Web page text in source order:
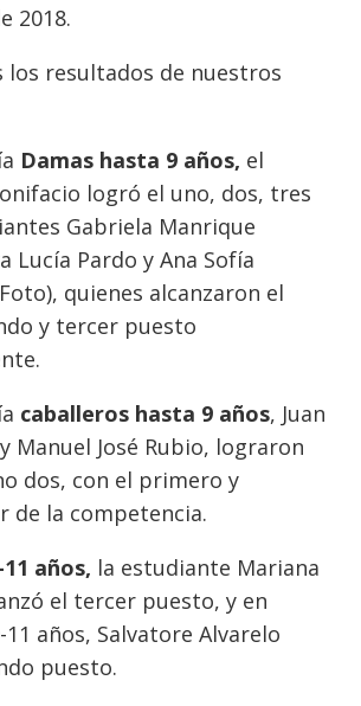
2018.
los resultados de nuestros
Damas hasta 9 años, el
logró el uno, dos, tres
Gabriela Manrique
Lucía Pardo y Ana Sofía
quienes alcanzaron el
y tercer puesto
caballeros hasta 9 años, Juan
Manuel José Rubio, lograron
dos, con el primero y
de la competencia.
años, la estudiante Mariana
el tercer puesto, y en
11 años, Salvatore Alvarelo
puesto.